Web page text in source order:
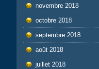
novembre 2018
octobre 2018
septembre 2018
août 2018
juillet 2018